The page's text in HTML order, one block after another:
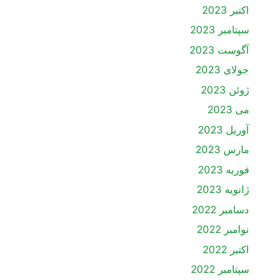
اکتبر 2023
سپتامبر 2023
آگوست 2023
جولای 2023
ژوئن 2023
می 2023
آوریل 2023
مارس 2023
فوریه 2023
ژانویه 2023
دسامبر 2022
نوامبر 2022
اکتبر 2022
سپتامبر 2022